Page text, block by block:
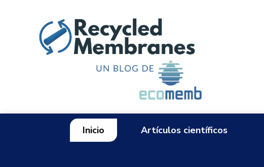
Inicio Artículos científicos